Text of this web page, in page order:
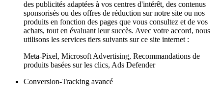
des publicités adaptées à vos centres d'intérêt, des contenus
sponsorisés ou des offres de réduction sur notre site ou nos
produits en fonction des pages que vous consultez et de vos
achats, tout en évaluant leur succès. Avec votre accord, nous
utilisons les services tiers suivants sur ce site internet :
Meta-Pixel, Microsoft Advertising, Recommandations de
produits basées sur les clics, Ads Defender
Conversion-Tracking avancé